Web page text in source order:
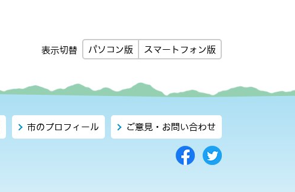
表示切替 パソコン版 スマートフォン版
市のプロフィール ご意見・お問い合わせ